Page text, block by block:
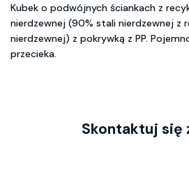
Kubek o podwójnych ściankach z
nierdzewnej (90% stali nierdzewnej z
nierdzewnej) z pokrywką z PP.
przecieka.
Skontaktuj się